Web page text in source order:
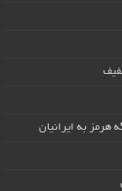
هرمز به ایرانیان